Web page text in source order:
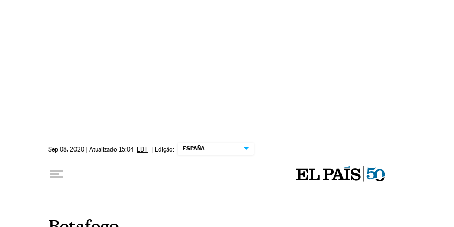
Sep 08, 2020 | Atualizado 15:04 EDT | Edição: ESPAÑA